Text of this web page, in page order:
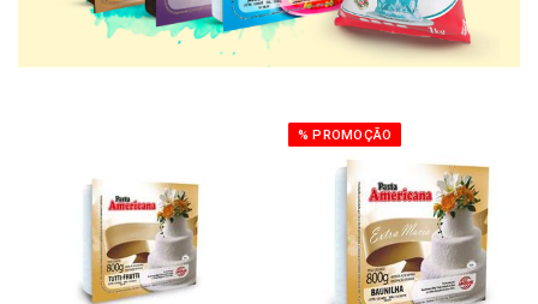
% PROMOÇÃO